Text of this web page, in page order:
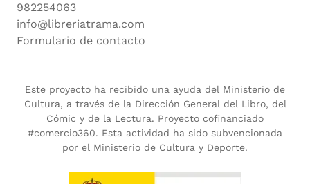
982254063
info@libreriatrama.com
Formulario de contacto
Este proyecto ha recibido una ayuda del Ministerio de
Cultura, a través de la Dirección General del Libro, del
Cómic y de la Lectura. Proyecto cofinanciado
#comercio360. Esta actividad ha sido subvencionada
por el Ministerio de Cultura y Deporte.